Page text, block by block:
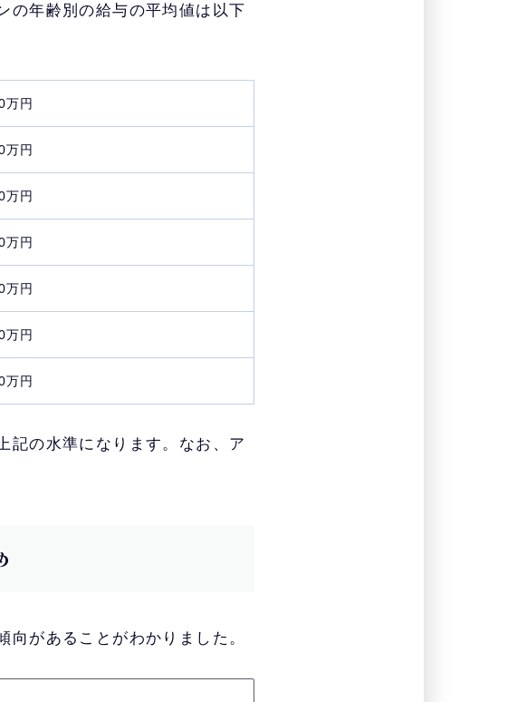
の年齢別の給与の平均値は以下
万円
万円
万円
万円
万円
万円
万円
記の水準になります。なお、ア
があることがわかりました。